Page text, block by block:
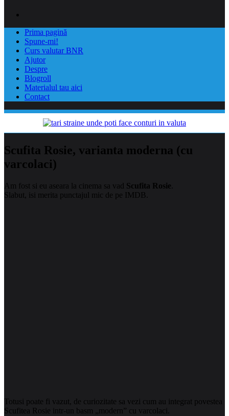
Prima pagină
Spune-mi!
Curs valutar BNR
Ajutor
Despre
Blogroll
Materialul tau aici
Contact
Scufita Rosie, varianta moderna (cu
varcolaci)
Am fost si eu aseara la cinema sa vad Scufita Rosie
Slabut, isi merita punctajul mic de pe IMDB.
Totusi poate fi vazut, de curiozitate sa vezi cum au integrat povestea
Scufitea Rosie intr-un basm „modern” cu varcolaci.